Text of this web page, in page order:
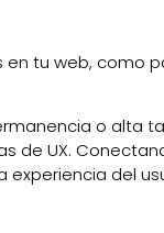
tu web, como
o alta
de UX.
del